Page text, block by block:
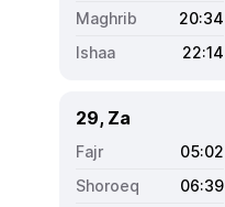
20:34
22:14
29, Za
05:02
06:39